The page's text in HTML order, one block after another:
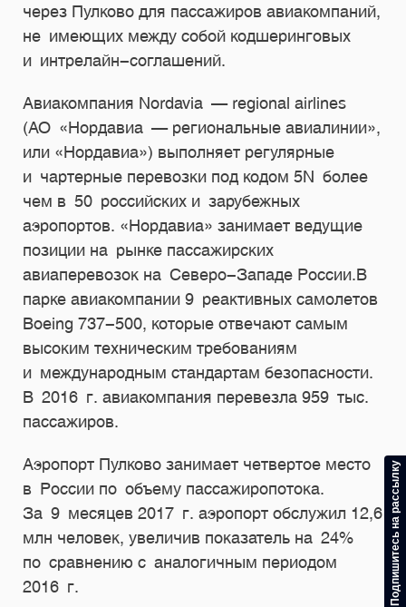
через Пулково для пассажиров авиакомпаний,
не имеющих между собой кодшеринговых
и интрелайн-соглашений.
Авиакомпания Nоrdavia — regional airlines
(АО «Нордавиа — региональные авиалинии»,
или «Нордавиа») выполняет регулярные
и чартерные перевозки под кодом 5N более
чем в 50 российских и зарубежных
аэропортов. «Нордавиа» занимает ведущие
позиции на рынке пассажирских
авиаперевозок на Северо-Западе России.В
парке авиакомпании 9 реактивных самолетов
Boeing 737-500, которые отвечают самым
высоким техническим требованиям
и международным стандартам безопасности.
В 2016 г. авиакомпания перевезла 959 тыc.
пассажиров.
Аэропорт Пулково занимает четвертое место
в России по объему пассажиропотока.
За 9 месяцев 2017 г. аэропорт обслужил 12,6
млн человек, увеличив показатель на 24%
по сравнению с аналогичным периодом
2016 г.
Подпишитесь на рассылку